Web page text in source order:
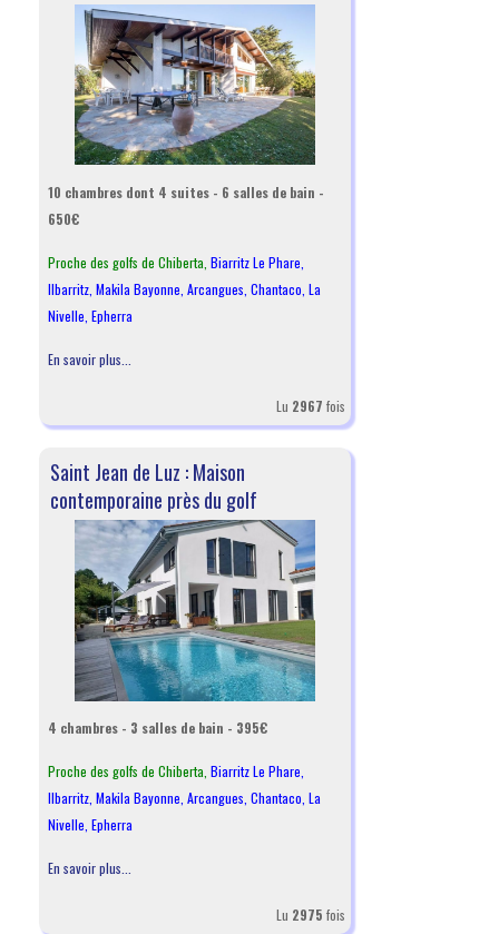
10 chambres dont 4 suites - 6 salles de bain -
650€
Proche des golfs de Chiberta, Biarritz Le Phare
Ilbarritz, Makila Bayonne Arcangues Chantaco La
Nivelle Epherra
En savoir plus...
Lu 2967 fois
Saint Jean de Luz : Maison
contemporaine près du golf
4 chambres - 3 salles de bain - 395€
Proche des golfs de Chiberta, Biarritz Le Phare
Ilbarritz, Makila Bayonne Arcangues Chantaco La
Nivelle Epherra
En savoir plus...
Lu 2975 fois